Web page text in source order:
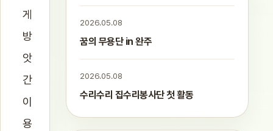
게
방
앗
간
이
용
2026.05.08
꿈의 무용단 in 완주
2026.05.08
수리수리 집수리봉사단 첫 활동